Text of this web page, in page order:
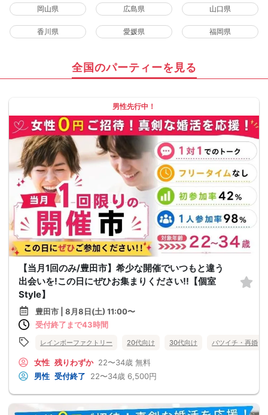
岡山県 広島県 山口県
香川県 愛媛県 福岡県
全国のパーティーを見る
男性先行中！
【当月1回のみ/豊田市】希少な開催でいつもと違う
出会いを!この日にぜひお集まりください!!【個室
Style】
豊田市 | 8月8日(土) 11:00〜
受付終了まで43時間
レインボーファクトリー 20代向け 30代向け バツイチ・再婚
女性 残りわずか 22〜34歳 無料
男性 受付終了 22〜34歳 6,500円